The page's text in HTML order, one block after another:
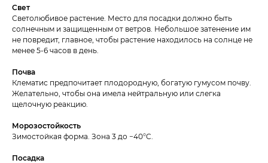
Свет
Светолюбивое растение. Место для посадки должно быть
солнечным и защищенным от ветров. Небольшое затенение им
не повредит, главное, чтобы растение находилось на солнце не
менее 5-6 часов в день.
Почва
Клематис предпочитает плодородную, богатую гумусом почву.
Желательно, чтобы она имела нейтральную или слегка
щелочную реакцию.
Морозостойкость
Зимостойкая форма. Зона 3 до −40°C.
Посадка